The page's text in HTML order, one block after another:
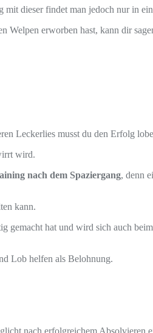
mit dieser findet man jedoch nur in
erworben hast, kann dir
Leckerlies musst du den Erfolg
wird.
nach dem Spaziergang, denn
kann.
gemacht hat und wird sich auch
Lob helfen als Belohnung.
nach erfolgreichem Absolvieren